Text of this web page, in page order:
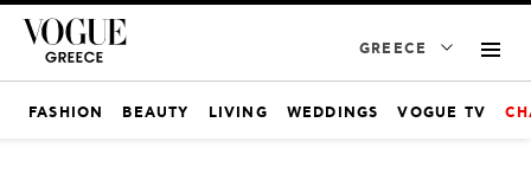
GREECE
FASHION BEAUTY LIVING WEDDINGS VOGUE TV